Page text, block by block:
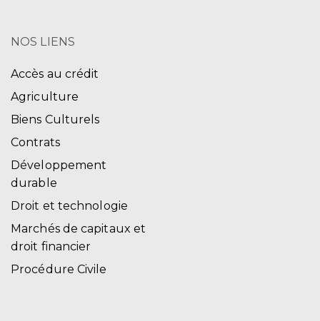
NOS LIENS
Accès au crédit
Agriculture
Biens Culturels
Contrats
Développement
durable
Droit et technologie
Marchés de capitaux et
droit financier
Procédure Civile